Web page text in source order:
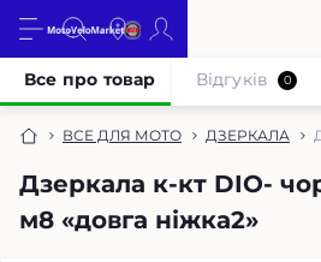
ВСЕ ДЛЯ МОТО ДЗЕРКАЛА
Дзеркала к-кт DIO-
м8 «довга ніжка2»
Все про товар Відгуків 0